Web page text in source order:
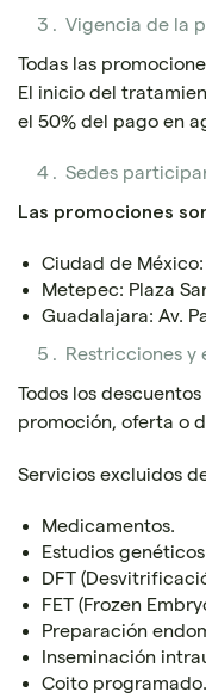
Vigencia de la
Todas las
El inicio del
el 50% del pago en
Sedes
Las promociones
Ciudad de México:
Metepec: Plaza
Guadalajara: Av.
Restricciones y
Todos los
promoción, oferta o
Servicios excluidos
Medicamentos.
Estudios
DFT
FET (Frozen
Preparación
Inseminación
Coito programado.